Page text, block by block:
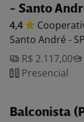
- Santo
4,4
Santo André - SP
R$ 2.117,00
Presencial
Balconista